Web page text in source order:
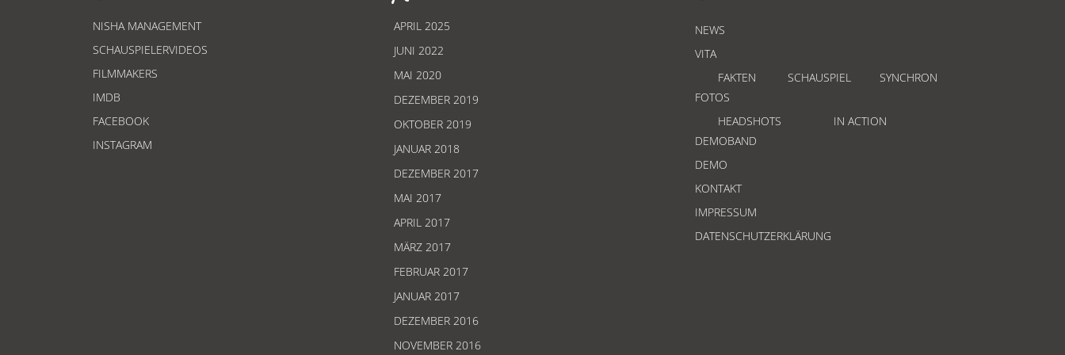
NISHA MANAGEMENT
SCHAUSPIELERVIDEOS
FILMMAKERS
IMDB
FACEBOOK
INSTAGRAM
APRIL 2025
JUNI 2022
MAI 2020
DEZEMBER 2019
OKTOBER 2019
JANUAR 2018
DEZEMBER 2017
MAI 2017
APRIL 2017
MÄRZ 2017
FEBRUAR 2017
JANUAR 2017
DEZEMBER 2016
NOVEMBER 2016
NEWS
VITA
FAKTEN
SCHAUSPIEL
SYNCHRON
FOTOS
HEADSHOTS
IN ACTION
DEMOBAND
DEMO
KONTAKT
IMPRESSUM
DATENSCHUTZERKLÄRUNG